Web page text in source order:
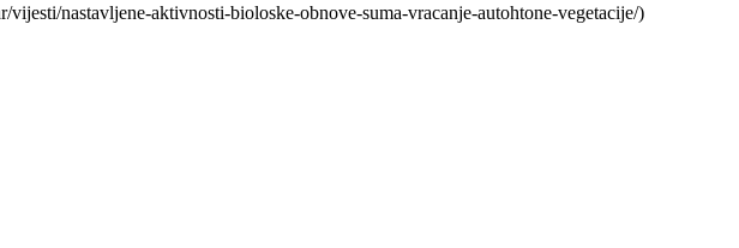
vijesti/nastavljene-aktivnosti-bioloske-obnove-suma-vracanje-autohtone-vegetacije/)